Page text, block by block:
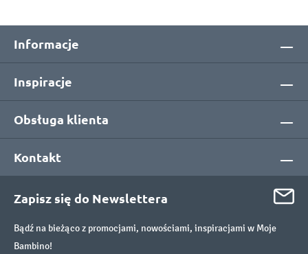
Informacje
Inspiracje
Obsługa klienta
Kontakt
Zapisz się do Newslettera
Bądź na bieżąco z promocjami, nowościami, inspiracjami w Moje
Bambino!